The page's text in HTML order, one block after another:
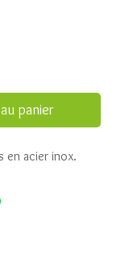
panier
en acier inox.